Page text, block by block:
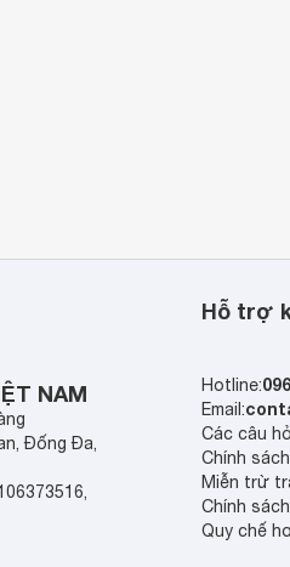
NAM
Đống Đa,
Hỗ trợ
Hotline:
Email:
Các câu
Chính
Miễn trừ
Chính
Quy chế